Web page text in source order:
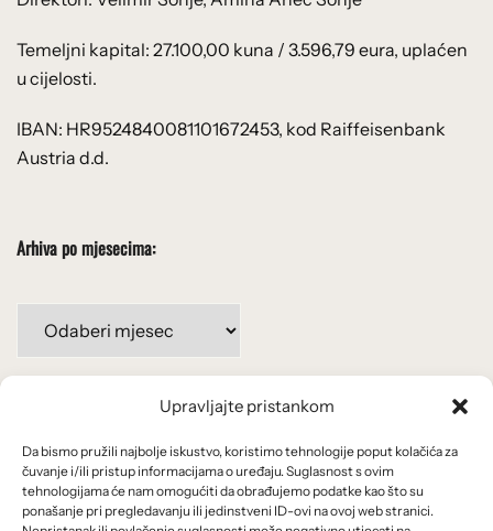
Upravljajte pristankom
Da bismo pružili najbolje iskustvo, koristimo tehnologije poput kolačića za
čuvanje i/ili pristup informacijama o uređaju. Suglasnost s ovim
tehnologijama će nam omogućiti da obrađujemo podatke kao što su
ponašanje pri pregledavanju ili jedinstveni ID-ovi na ovoj web stranici.
Temeljni kapital: 27.100,00 kuna / 3.596,79 eura, uplaćen
u cijelosti.
IBAN: HR9524840081101672453, kod Raiffeisenbank
Austria d.d.
Arhiva po mjesecima:
mjesecima:
Uvjeti korištenja
Politika privatnosti